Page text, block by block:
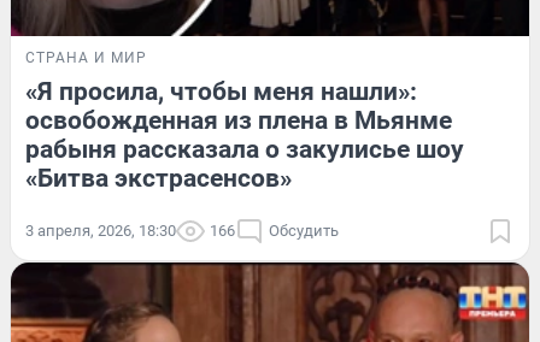
СТРАНА И МИР
«Я просила, чтобы меня нашли»:
освобожденная из плена в Мьянме
рабыня рассказала о закулисье шоу
«Битва экстрасенсов»
3 апреля, 2026, 18:30 166 Обсудить